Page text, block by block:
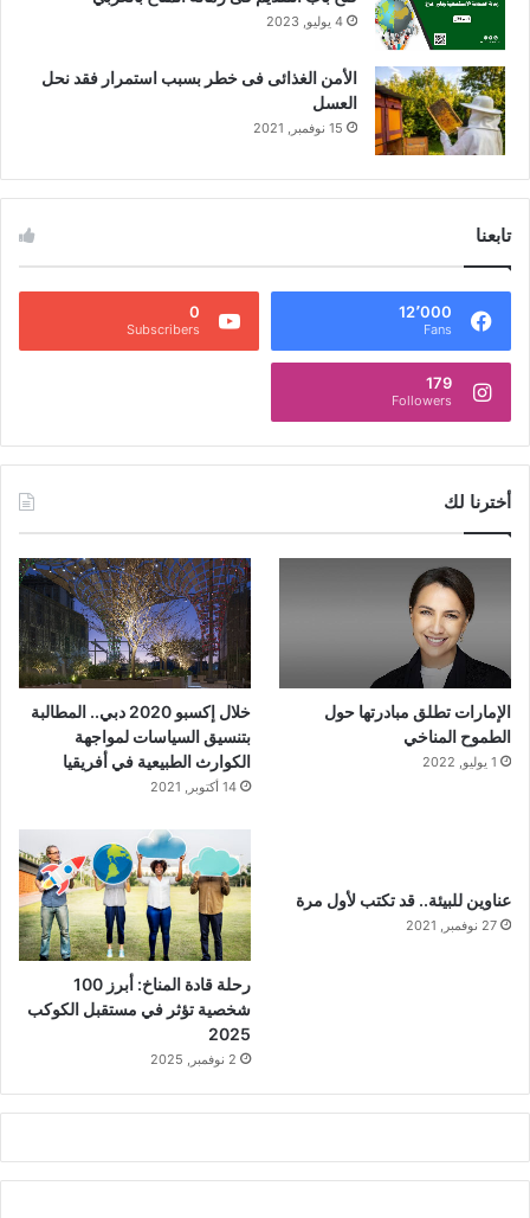
4 يوليو, 2023
الأمن الغذائى فى خطر بسبب استمرار فقد نحل
العسل
15 نوفمبر, 2021
تابعنا
12٬000
Fans
0
Subscribers
179
Followers
أخترنا لك
الإمارات تطلق مبادرتها حول
الطموح المناخي
1 يوليو, 2022
خلال إكسبو 2020 دبي.. المطالبة
بتنسيق السياسات لمواجهة
الكوارث الطبيعية في أفريقيا
14 أكتوبر, 2021
عناوين للبيئة.. قد تكتب لأول مرة
27 نوفمبر, 2021
رحلة قادة المناخ: أبرز 100
شخصية تؤثر في مستقبل الكوكب
2025
2 نوفمبر, 2025